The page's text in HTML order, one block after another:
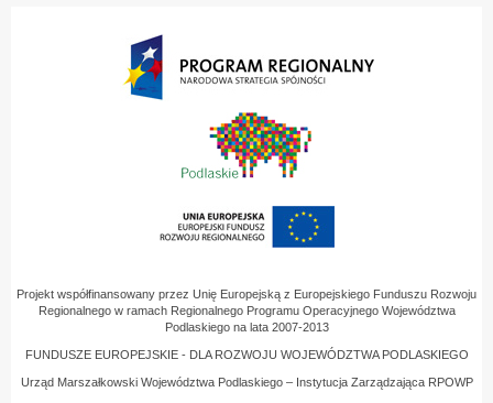
Projekt współfinansowany przez Unię Europejską z Europejskiego Funduszu Rozwoju
Regionalnego w ramach Regionalnego Programu Operacyjnego Województwa
Podlaskiego na lata 2007-2013
FUNDUSZE EUROPEJSKIE - DLA ROZWOJU WOJEWÓDZTWA PODLASKIEGO
Urząd Marszałkowski Województwa Podlaskiego – Instytucja Zarządzająca RPOWP